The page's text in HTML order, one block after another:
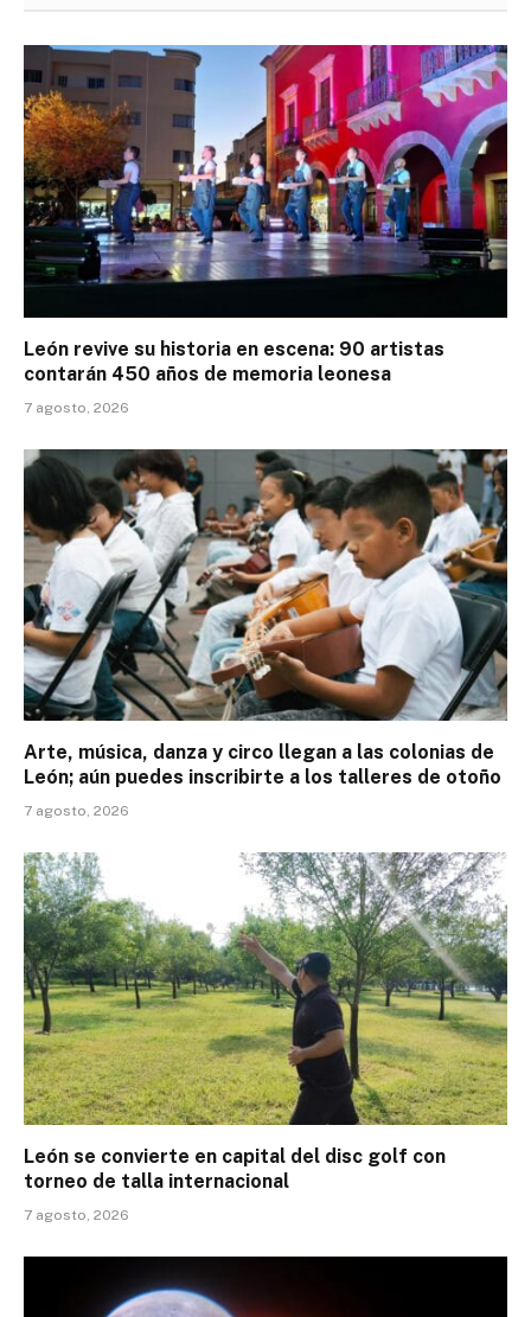
León revive su historia en escena: 90 artistas
contarán 450 años de memoria leonesa
7 agosto, 2026
Arte, música, danza y circo llegan a las colonias de
León; aún puedes inscribirte a los talleres de otoño
7 agosto, 2026
León se convierte en capital del disc golf con
torneo de talla internacional
7 agosto, 2026